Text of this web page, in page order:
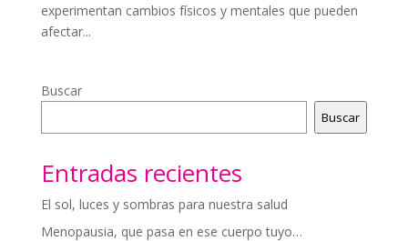
experimentan cambios físicos y mentales que pueden
afectar...
Buscar
Buscar
Entradas recientes
El sol, luces y sombras para nuestra salud
Menopausia, que pasa en ese cuerpo tuyo…